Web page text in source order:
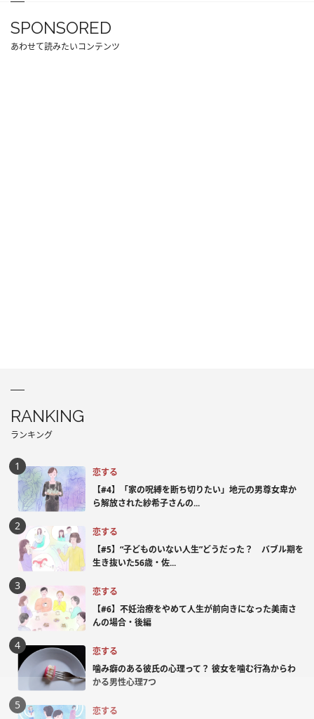
SPONSORED
あわせて読みたいコンテンツ
RANKING
ランキング
恋する
【#4】「家の呪縛を断ち切りたい」地元の男尊女卑か
ら解放された紗希子さんの...
恋する
【#5】“子どものいない人生”どうだった？ バブル期を
生き抜いた56歳・佐...
恋する
【#6】不妊治療をやめて人生が前向きになった美南さ
んの場合・後編
恋する
噛み癖のある彼氏の心理って？ 彼女を噛む行為からわ
かる男性心理7つ
恋する